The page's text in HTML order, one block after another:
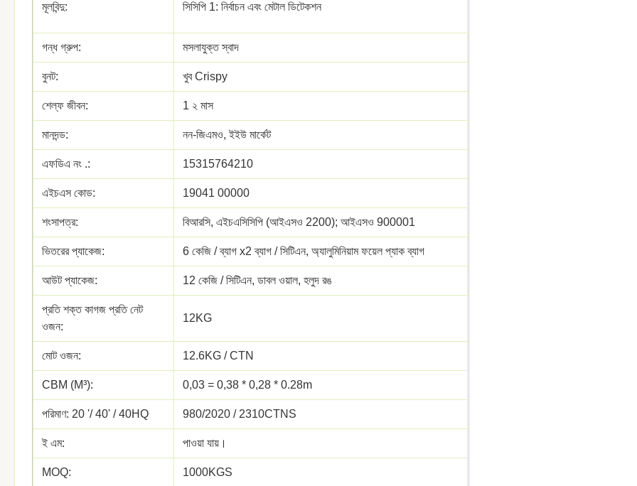
মূলবিন্দু: সিসিপি 1: নির্বাচন এবং মেটাল ডিটেকশন
গন্ধ গ্রুপ: মসলাযুক্ত স্বাদ
বুনট: খুব Crispy
শেল্ফ জীবন: 1 ২ মাস
মানদন্ড: নন-জিএমও, ইইউ মার্কেট
এফডিএ নং .: 15315764210
এইচএস কোড: 19041 00000
শংসাপত্র: বিআরসি, এইচএসিসিপি (আইএসও 2200); আইএসও 900001
ভিতরের প্যাকেজ: 6 কেজি / ব্যাগ x2 ব্যাগ / সিটিএন, অ্যালুমিনিয়াম ফয়েল প্যাক ব্যাগ
আউট প্যাকেজ: 12 কেজি / সিটিএন, ডাবল ওয়াল, হলুদ রঙ
প্রতি শক্ত কাগজ প্রতি নেট
ওজন:
12KG
মোট ওজন: 12.6KG / CTN
CBM (M³): 0,03 = 0,38 * 0,28 * 0.28m
পরিমাণ: 20 '/ 40' / 40HQ 980/2020 / 2310CTNS
ই এম: পাওয়া যায়।
MOQ: 1000KGS